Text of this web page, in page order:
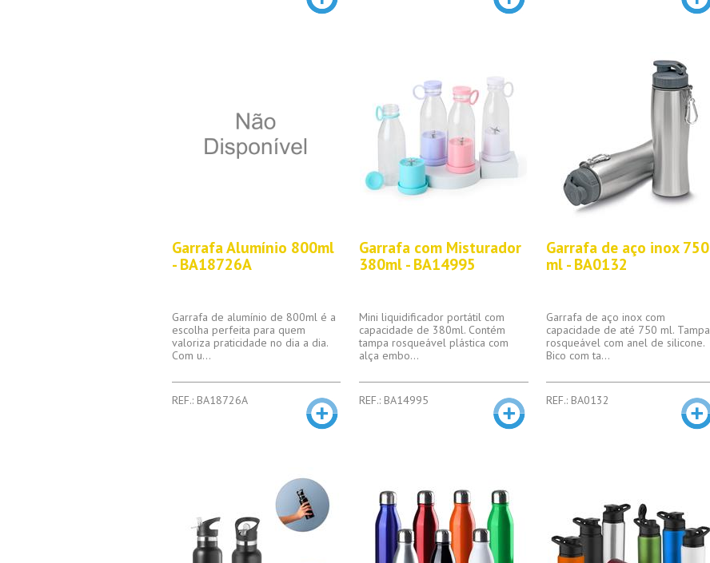
Garrafa Alumínio 800ml
- BA18726A
Garrafa de alumínio de 800ml é a
escolha perfeita para quem
valoriza praticidade no dia a dia.
Com u...
REF.: BA18726A
Garrafa com Misturador
380ml - BA14995
Mini liquidificador portátil com
capacidade de 380ml. Contém
tampa rosqueável plástica com
alça embo...
REF.: BA14995
Garrafa de aço inox 750
ml - BA0132
Garrafa de aço inox com
capacidade de até 750 ml. Tampa
rosqueável com anel de silicone.
Bico com ta...
REF.: BA0132